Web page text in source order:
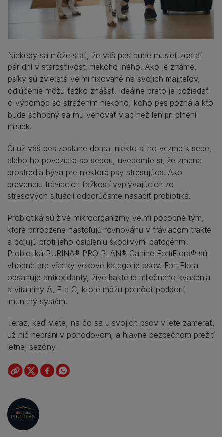
Niekedy sa môže stať, že váš pes bude musieť zostať
pár dní v starostlivosti niekoho iného. Ako je známe,
psíky sú zvieratá veľmi fixované na svojich majiteľov,
odlúčenie môžu ťažko znášať. Ideálne preto je požiadať
o výpomoc so strážením niekoho, koho pes pozná a kto
bude schopný sa mu venovať viac než len pri plnení
misiek.
Či už váš pes zostane doma, niekto si ho vezme k sebe,
alebo ho poveziete so sebou, uvedomte si, že zmena
prostredia býva pre niektoré psy stresujúca. Ako
prevenciu tráviacich ťažkostí vyplývajúcich zo
stresových situácií odporúčame nasadiť probiotiká.
Probiotiká sú živé mikroorganizmy veľmi podobné tým,
ktoré prirodzene nastoľujú rovnováhu v tráviacom trakte
a bojujú proti jeho osídleniu škodlivými patogénmi.
Probiotiká ​PURINA® PRO PLAN® Canine FortiFlora® sú
vhodné pre všetky vekové kategórie psov. FortiFlora
obsahuje antioxidanty, živé baktérie mliečneho kvasenia
a vitamíny A, E a C, ktoré môžu pomôcť podporiť
imunitný systém.
Teraz, keď viete, na čo sa u svojich psov v lete zamerať,
už nič nebráni v pohodovom, a hlavne bezpečnom prežití
letnej sezóny.